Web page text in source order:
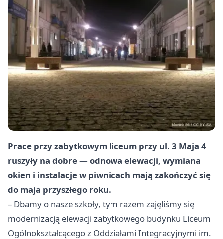
Prace przy zabytkowym liceum przy ul. 3 Maja 4
ruszyły na dobre — odnowa elewacji, wymiana
okien i instalacje w piwnicach mają zakończyć się
do maja przyszłego roku.
– Dbamy o nasze szkoły, tym razem zajęliśmy się
modernizacją elewacji zabytkowego budynku Liceum
Ogólnokształcącego z Oddziałami Integracyjnymi im.